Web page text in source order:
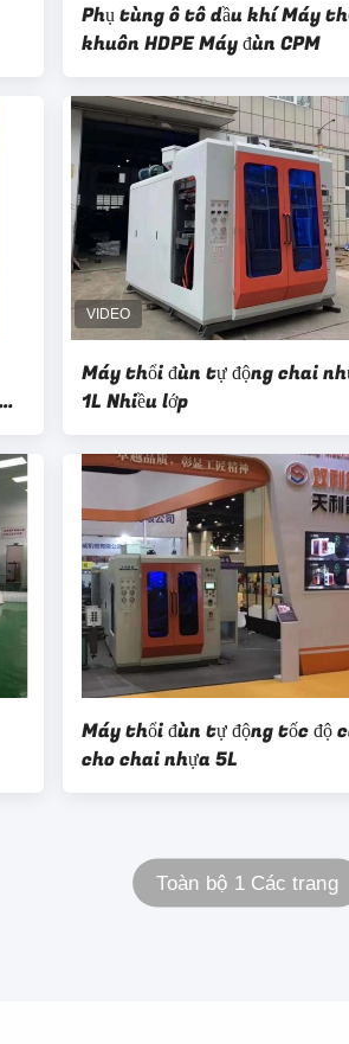
Phụ tùng ô tô dầu khí Máy
khuôn HDPE Máy đùn CPM
Máy thổi đùn tự động chai
1L Nhiều lớp
Máy thổi đùn tự động tốc độ
cho chai nhựa 5L
Toàn bộ 1 Các trang